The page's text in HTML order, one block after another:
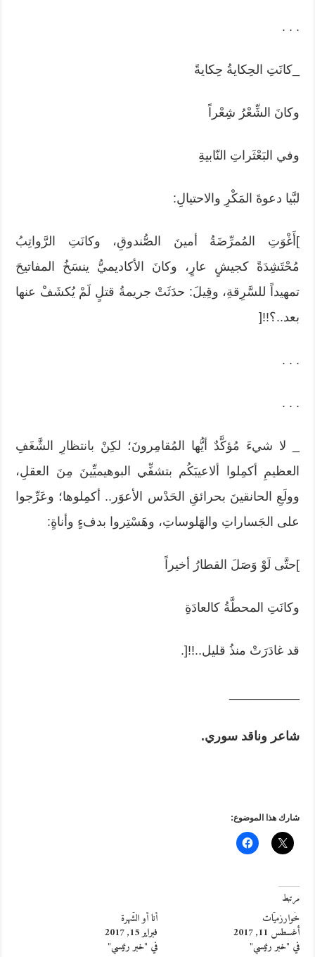
. . .
_كانَتِ الحِكايةُ حِكايةً
وكانَ الشِّعْرُ شِعْراً
وفي البَعْثَراتِ النّابيةِ
لبَّيا دعوةَ المَكْرِ والاحتيالِ:
]أَغْوَتِ المُمرِّضَةُ أمينَ الصُّندوقِ، وكانَتِ الرَّواتِبُ
مُحْتَشِدَةً كجيشٍ عارٍ، وكانَ الأكاديميُّ ينسَخُ المفاتيحَ
تمهيداً للسَّرِقةِ، وقِيلَ: حدَثَتْ جريمةُ قتلٍ لَمْ يُكشَفْ عنها
بعد..؟!![
. . .
. . .
_ لا شيءَ مُؤكَّدٌ أيُّها المُقامِرونَ؛ لكِنْ بانتظارِ الشَّغَفِ
العظيمِ أكمِلوا ألاعيبَكُم بتشفِّي البوهيميِّينَ مِنَ العقلِ،
وولَعِ الحانقينَ بحرائقِ الحَدْس الأعوَر.. أكمِلوها؛ وعَرِّجوا
على الجَساراتِ والهَلوساتِ، وهَسْتِروا بدفءٍ وأناةٍ:
]حتَّى لَوْ وَصَلَ القطارُ أخيراً
وكانَتِ المحطَّةُ كالعادَةِ
قد غادَرَتْ منذُ قليل..!![.
شاعر وناقد سوري.
شارك هذا الموضوع:
مرتبط
خَوارزميَّات
أغسطس 11, 2017
في "خبر رئيسي"
أنا أو الشُّهرة
فبراير 15, 2017
في "خبر رئيسي"